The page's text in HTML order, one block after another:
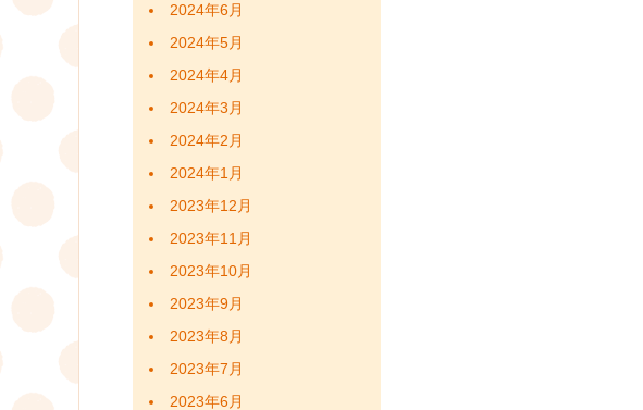
2024年6月
2024年5月
2024年4月
2024年3月
2024年2月
2024年1月
2023年12月
2023年11月
2023年10月
2023年9月
2023年8月
2023年7月
2023年6月